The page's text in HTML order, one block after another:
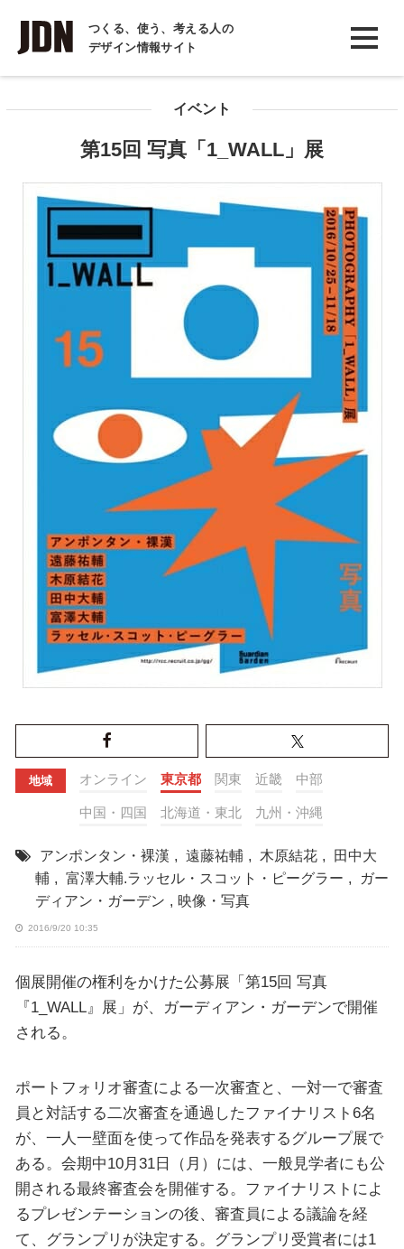
つくる、使う、考える人の
デザイン情報サイト
INTERVIEW
インタビュー
コラム
イベント
第15回 写真「1_WALL」展
地域 オンライン 東京都 関東 近畿 中部
中国・四国 北海道・東北 九州・沖縄
アンポンタン・裸漢 , 遠藤祐輔 , 木原結花 ,
田中大
輔 , 富澤大輔.ラッセル・スコット・ピーグラー ,
ガー
ディアン・ガーデン , 映像・写真
2016/9/20 10:35
個展開催の権利をかけた公募展「第15回 写真
『1_WALL』展」が、ガーディアン・ガーデンで開催
される。
ポートフォリオ審査による一次審査と、一対一で審査
員と対話する二次審査を通過したファイナリスト6名
が、一人一壁面を使って作品を発表するグループ展で
ある。会期中10月31日（月）には、一般見学者にも公
開される最終審査会を開催する。ファイナリストによ
るプレゼンテーションの後、審査員による議論を経
て、グランプリが決定する。グランプリ受賞者には1